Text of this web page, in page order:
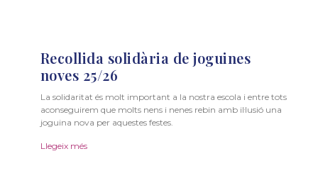
Recollida solidària de joguines
noves 25/26
La solidaritat és molt important a la nostra escola i entre tots
aconseguirem que molts nens i nenes rebin amb il·lusió una
joguina nova per aquestes festes.
Llegeix més